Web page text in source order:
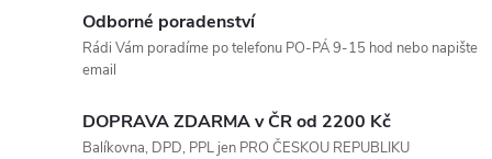
Odborné poradenství
Rádi Vám poradíme po telefonu PO-PÁ 9-15 hod nebo napište
email
DOPRAVA ZDARMA v ČR od 2200 Kč
Balíkovna, DPD, PPL jen PRO ČESKOU REPUBLIKU